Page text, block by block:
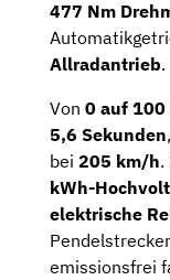
477 Nm
Allradantrieb.
Von 0 auf 100
5,6 Sekunden
bei 205 km/h.
kWh-
elektrische
emissionsfrei